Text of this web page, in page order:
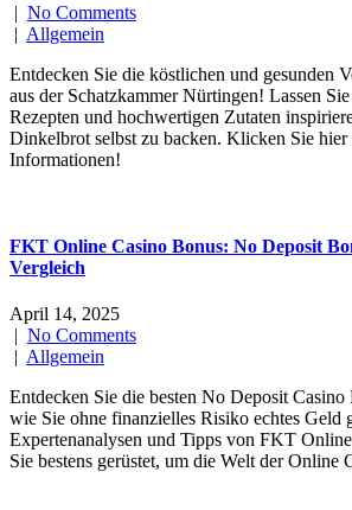
| No Comments
| Allgemein
Entdecken Sie die köstlichen und gesunden
aus der Schatzkammer Nürtingen! Lassen
Rezepten und hochwertigen Zutaten
Dinkelbrot selbst zu backen. Klicken Sie hier
Informationen!
FKT Online Casino Bonus: No Deposit
Vergleich
April 14, 2025
| No Comments
| Allgemein
Entdecken Sie die besten No Deposit
wie Sie ohne finanzielles Risiko echtes Geld
Expertenanalysen und Tipps von FKT
Sie bestens gerüstet, um die Welt der Online